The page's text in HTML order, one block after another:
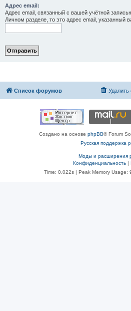
Адрес email:
Адрес email, связанный с вашей учётной
Личном разделе, то это адрес email, указанный
Список форумов Удалить
Создано на основе phpBB® Forum
Русская поддержка
Моды и расширения
Конфиденциальность|
Time: 0.022s| Peak Memory Usage: